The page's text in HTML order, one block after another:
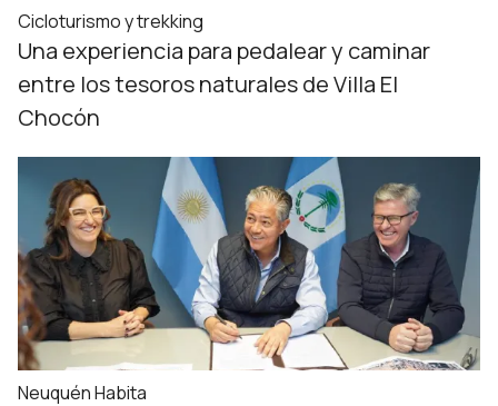
Cicloturismo y trekking
Una experiencia para pedalear y caminar
entre los tesoros naturales de Villa El
Chocón
Neuquén Habita